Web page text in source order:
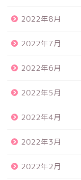
2022年8月
2022年7月
2022年6月
2022年5月
2022年4月
2022年3月
2022年2月